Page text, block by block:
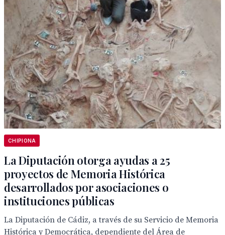
CHIPIONA
La Diputación otorga ayudas a 25
proyectos de Memoria Histórica
desarrollados por asociaciones o
instituciones públicas
La Diputación de Cádiz, a través de su Servicio de Memoria
Histórica y Democrática, dependiente del Área de